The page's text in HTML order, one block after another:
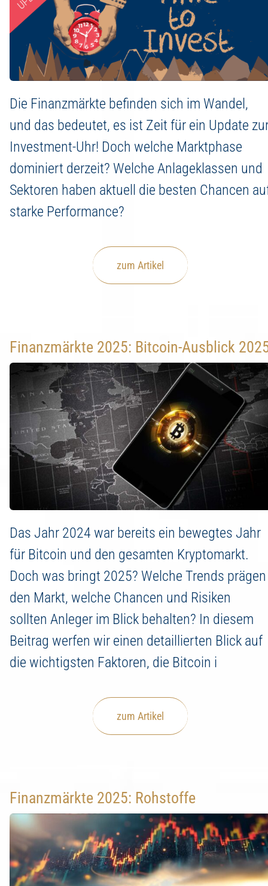
Die Finanzmärkte befinden sich im Wandel,
und das bedeutet, es ist Zeit für ein Update
Investment-Uhr! Doch welche Marktphase
dominiert derzeit? Welche Anlageklassen und
Sektoren haben aktuell die besten Chancen
starke Performance?
zum Artikel
Finanzmärkte 2025: Bitcoin-Ausblick
Das Jahr 2024 war bereits ein bewegtes Jahr
für Bitcoin und den gesamten Kryptomarkt.
Doch was bringt 2025? Welche Trends prägen
den Markt, welche Chancen und Risiken
sollten Anleger im Blick behalten? In diesem
Beitrag werfen wir einen detaillierten Blick auf
die wichtigsten Faktoren, die Bitcoin i
zum Artikel
Finanzmärkte 2025: Rohstoffe